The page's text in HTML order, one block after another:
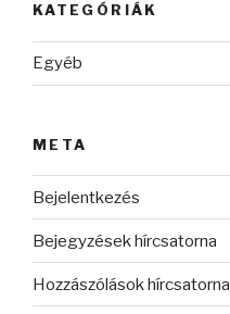
KATEGÓRIÁK
Egyéb
META
Bejelentkezés
Bejegyzések hírcsatorna
Hozzászólások hírcsatorna